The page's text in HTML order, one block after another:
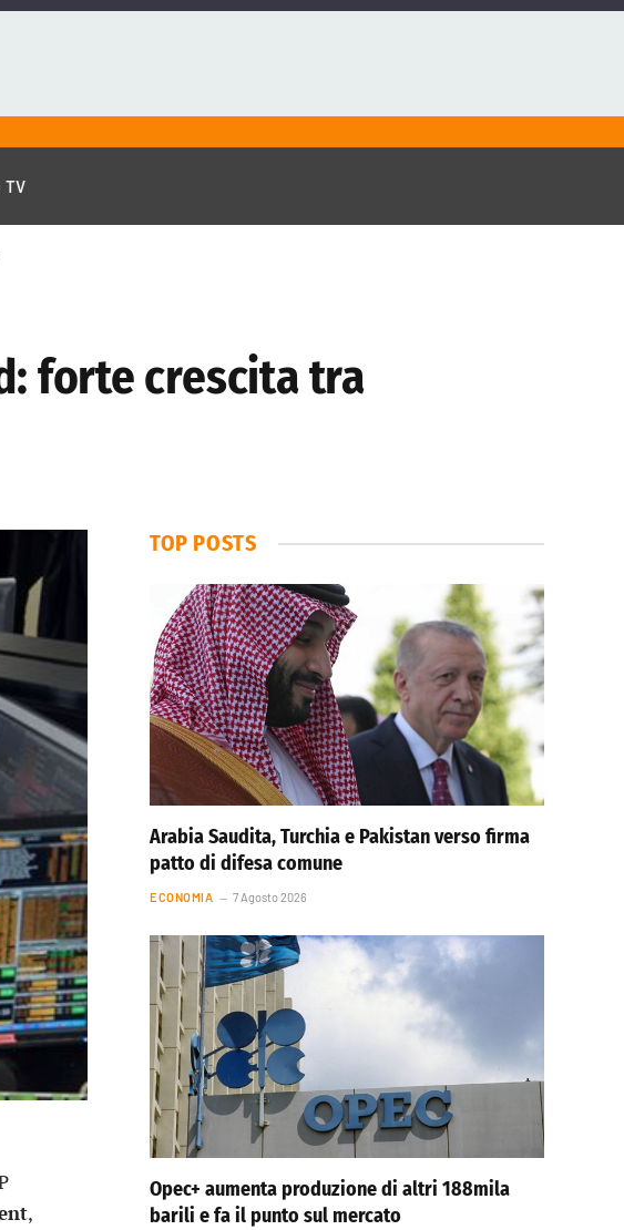
TV
forte crescita tra
,
TOP POSTS
Arabia Saudita, Turchia e Pakistan verso firma
patto di difesa comune
ECONOMIA 7 Agosto 2026
Opec+ aumenta produzione di altri 188mila
barili e fa il punto sul mercato